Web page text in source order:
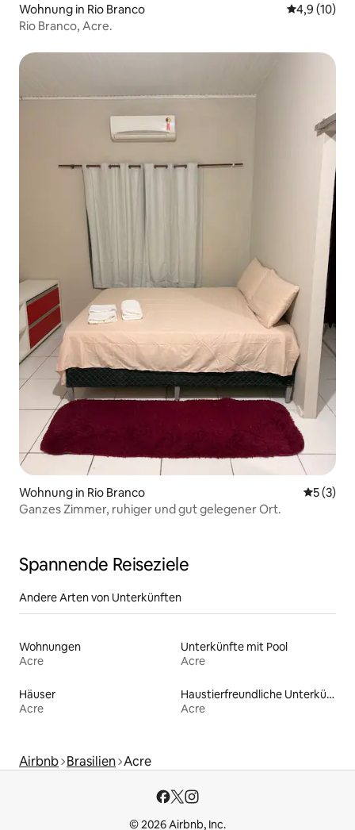
Wohnung in Rio Branco
4,9 (10)
Rio Branco, Acre.
Wohnung in Rio Branco
5 (3)
Ganzes Zimmer, ruhiger und gut gelegener Ort.
Spannende Reiseziele
Andere Arten von Unterkünften
Wohnungen
Acre
Unterkünfte mit Pool
Acre
Häuser
Acre
Haustierfreundliche Unterkünfte
Acre
Airbnb Brasilien Acre
© 2026 Airbnb, Inc.